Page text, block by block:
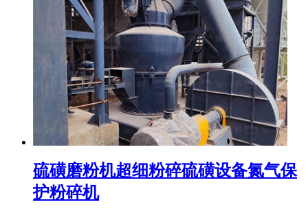
硫磺磨粉机超细粉碎硫磺设备氮气保
护粉碎机